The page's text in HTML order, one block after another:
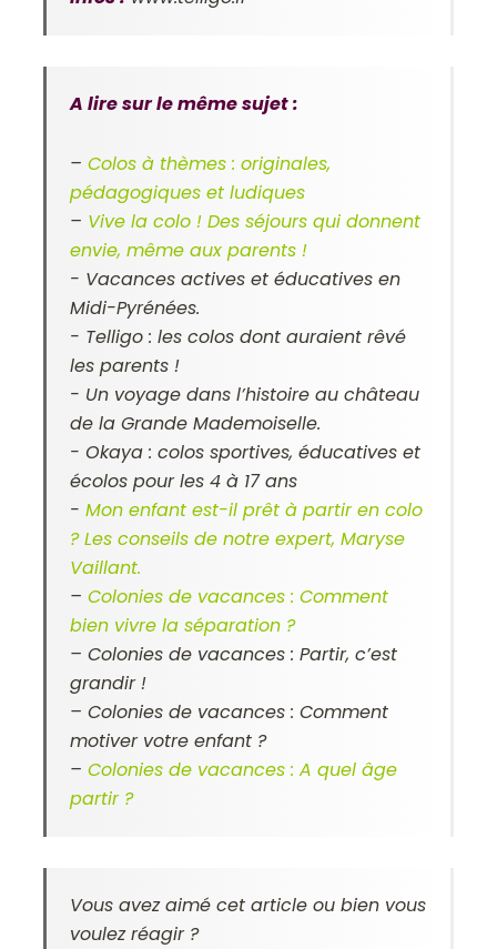
A lire sur le même sujet :
–Colos à thèmes : originales,
pédagogiques et ludiques
– Vive la colo ! Des séjours qui donnent
envie, même aux parents !
- Vacances actives et éducatives en
Midi-Pyrénées.
- Telligo : les colos dont auraient rêvé
les parents !
- Un voyage dans l’histoire au château
de la Grande Mademoiselle.
-Okaya : colos sportives, éducatives et
écolos pour les 4 à 17 ans
-Mon enfant est-il prêt à partir en colo
? Les conseils de notre expert, Maryse
Vaillant.
–Colonies de vacances : Comment
bien vivre la séparation ?
–Colonies de vacances : Partir, c’est
grandir !
–Colonies de vacances : Comment
motiver votre enfant ?
–Colonies de vacances : A quel âge
partir ?
Vous avez aimé cet article ou bien vous
voulez réagir ?